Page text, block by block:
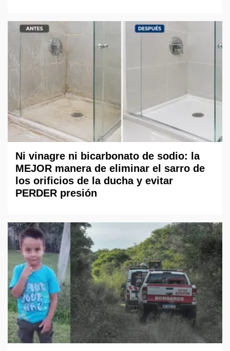
Ni vinagre ni bicarbonato de sodio: la
MEJOR manera de eliminar el sarro de
los orificios de la ducha y evitar
PERDER presión